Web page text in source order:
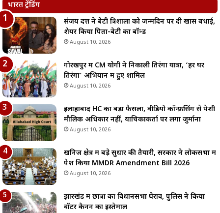
भारत ट्रेंडिंग
संजय दत्त ने बेटी त्रिशाला को जन्मदिन पर दी खास बधाई,
शेयर किया पिता-बेटी का बॉन्ड
August 10, 2026
गोरखपुर में CM योगी ने निकाली तिरंगा यात्रा, ‘हर घर
तिरंगा’ अभियान में हुए शामिल
August 10, 2026
इलाहाबाद HC का बड़ा फैसला, वीडियो कॉन्फ्रेंसिंग से पेशी
मौलिक अधिकार नहीं, याचिकाकर्ता पर लगा जुर्माना
August 10, 2026
खनिज क्षेत्र में बड़े सुधार की तैयारी, सरकार ने लोकसभा में
पेश किया MMDR Amendment Bill 2026
August 10, 2026
झारखंड में छात्रों का विधानसभा घेराव, पुलिस ने किया
वॉटर कैनन का इस्तेमाल